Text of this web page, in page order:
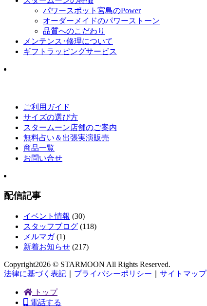
パワースポット宮島のPower
オーダーメイドのパワーストーン
品質へのこだわり
メンテンス･修理について
ギフトラッピングサービス
ご利用ガイド
サイズの選び方
スタームーン店舗のご案内
無料占い＆出張実演販売
商品一覧
お問い合せ
配信記事
イベント情報 (30)
スタッフブログ (118)
メルマガ(1)
新着お知らせ (217)
Copyright2026 © STARMOON All Rights Reserved.
法律に基づく表記
プライバシーポリシー サイトマップ
トップ
電話する